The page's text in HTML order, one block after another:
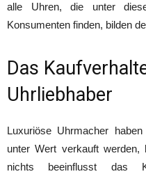
alle Uhren, die unter
Konsumenten finden, bilden
Das
Uhrliebhaber
Luxuriöse Uhrmacher
unter Wert verkauft
nichts beeinflusst das